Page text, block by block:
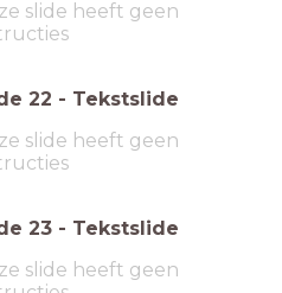
slide heeft geen
22 - Tekstslide
slide heeft geen
23 - Tekstslide
slide heeft geen